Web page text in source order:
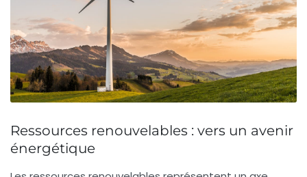
Ressources renouvelables : vers un avenir
énergétique